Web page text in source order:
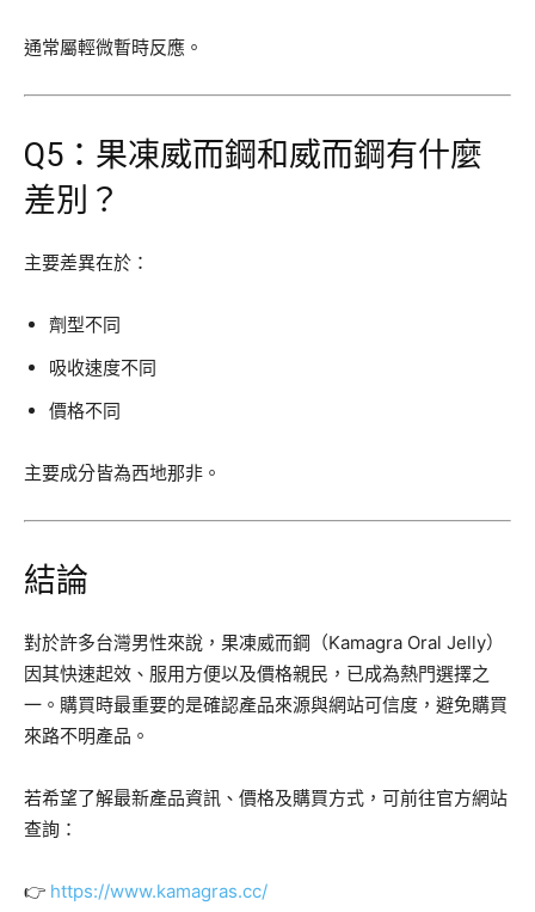
通常屬輕微暫時反應。
Q5：果凍威而鋼和威而鋼有什麼
差別？
主要差異在於：
劑型不同
吸收速度不同
價格不同
主要成分皆為西地那非。
結論
對於許多台灣男性來說，果凍威而鋼（Kamagra Oral Jelly）
因其快速起效、服用方便以及價格親民，已成為熱門選擇之
一。購買時最重要的是確認產品來源與網站可信度，避免購買
來路不明產品。
若希望了解最新產品資訊、價格及購買方式，可前往官方網站
查詢：
👉 https://www.kamagras.cc/